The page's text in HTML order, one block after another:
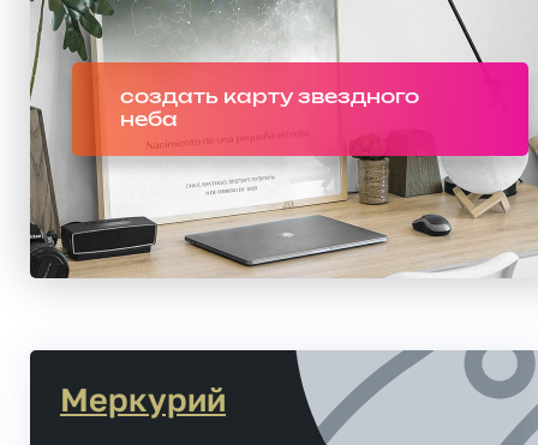
создать карту звездного
неба
Меркурий